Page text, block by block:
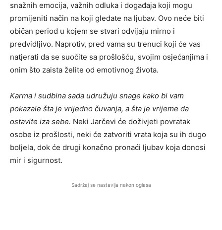
snažnih emocija, važnih odluka i događaja koji mogu
promijeniti način na koji gledate na ljubav. Ovo neće biti
običan period u kojem se stvari odvijaju mirno i
predvidljivo. Naprotiv, pred vama su trenuci koji će vas
natjerati da se suočite sa prošlošću, svojim osjećanjima i
onim što zaista želite od emotivnog života.
Karma i sudbina sada udružuju snage kako bi vam
pokazale šta je vrijedno čuvanja, a šta je vrijeme da
ostavite iza sebe. Neki Jarčevi će doživjeti povratak
osobe iz prošlosti, neki će zatvoriti vrata koja su ih dugo
boljela, dok će drugi konačno pronaći ljubav koja donosi
mir i sigurnost.
Sadržaj se nastavlja nakon oglasa